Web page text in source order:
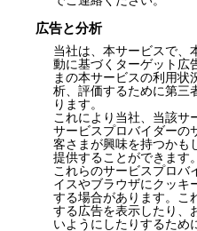
広告と分析
当社は、本サービスで、
動に基づくターゲット広
まの本サービスの利用状
析、評価するために第三
ります。
これにより当社、当該サ
サービスプロバイダーの
客さまが興味を持つかも
提供することができます。
これらのサービスプロバ
イスやブラウザにクッキ
する場合があります。こ
する広告を表示したり、
いようにしたりするため